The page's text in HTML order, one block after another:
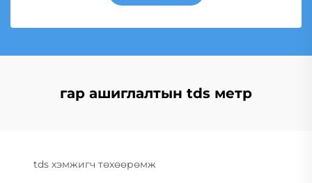
гар ашиглалтын tds метр
tds хэмжигч төхөөрөмж